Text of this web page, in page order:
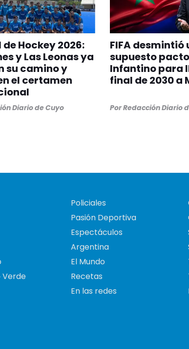
Hockey 2026:
y Las Leonas ya
su camino y
el certamen
Diario de Cuyo
FIFA desmintió
supuesto
Infantino para
final de 2030 a
PorRedacción Diario
Verde
Policiales
Pasión Deportiva
Espectáculos
Argentina
El Mundo
Recetas
En las redes